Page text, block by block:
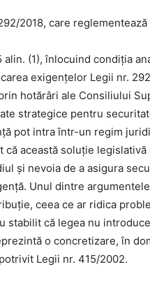
2018, care reglementează
(1), înlocuind condiția
exigențelor Legii nr.
hotărâri ale Consiliului
strategice pentru
pot intra într-un regim
că această soluție
și nevoia de a asigura
Unul dintre
ceea ce ar ridica
stabilit că legea nu
o concretizare, în
Legii nr. 415/2002.